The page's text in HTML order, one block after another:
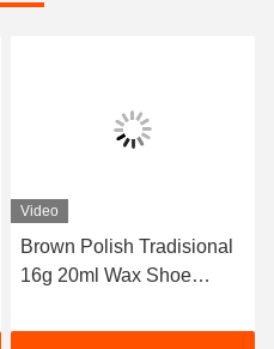
Video
Brown Polish Tradisional
16g 20ml Wax Shoe
Solid Shoe Polisher